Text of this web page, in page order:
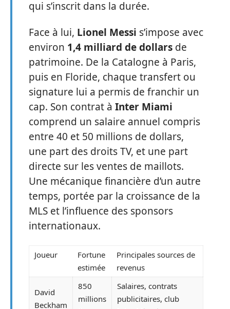
qui s’inscrit dans la durée.
Face à lui, Lionel Messi s’impose avec
environ 1,4 milliard de dollars de
patrimoine. De la Catalogne à Paris,
puis en Floride, chaque transfert ou
signature lui a permis de franchir un
cap. Son contrat à Inter Miami
comprend un salaire annuel compris
entre 40 et 50 millions de dollars,
une part des droits TV, et une part
directe sur les ventes de maillots.
Une mécanique financière d’un autre
temps, portée par la croissance de la
MLS et l’influence des sponsors
internationaux.
Joueur
Fortune
estimée
Principales sources de
revenus
David
Beckham
850
millions
Salaires, contrats
publicitaires, club